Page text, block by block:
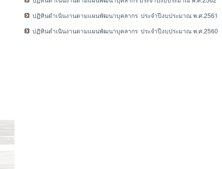
ปฏิทินดำเนินงานตามแผนพัฒนาบุคลากร ประจำปีงบประมาณ พ.ศ.2561
ปฏิทินดำเนินงานตามแผนพัฒนาบุคลากร ประจำปีงบประมาณ พ.ศ.2560